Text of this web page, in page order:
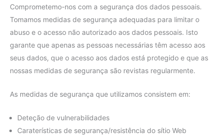
Comprometemo-nos com a segurança dos dados pessoais.
Tomamos medidas de segurança adequadas para limitar o
abuso e o acesso não autorizado aos dados pessoais. Isto
garante que apenas as pessoas necessárias têm acesso aos
seus dados, que o acesso aos dados está protegido e que as
nossas medidas de segurança são revistas regularmente.
As medidas de segurança que utilizamos consistem em:
Deteção de vulnerabilidades
Caraterísticas de segurança/resistência do sítio Web